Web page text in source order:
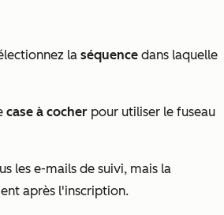
la séquence dans laquelle
case à cocher pour utiliser le fuseau
les e-mails de suivi, mais la
après l'inscription.